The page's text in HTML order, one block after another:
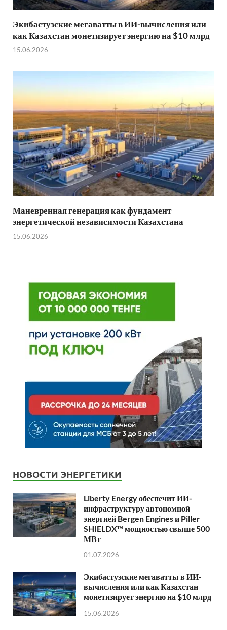
Экибастузские мегаватты в ИИ-вычисления или
как Казахстан монетизирует энергию на $10 млрд
15.06.2026
Маневренная генерация как фундамент
энергетической независимости Казахстана
15.06.2026
НОВОСТИ ЭНЕРГЕТИКИ
Liberty Energy обеспечит ИИ-
инфраструктуру автономной
энергией Bergen Engines и Piller
SHIELDX™ мощностью свыше 500
МВт
01.07.2026
Экибастузские мегаватты в ИИ-
вычисления или как Казахстан
монетизирует энергию на $10 млрд
15.06.2026